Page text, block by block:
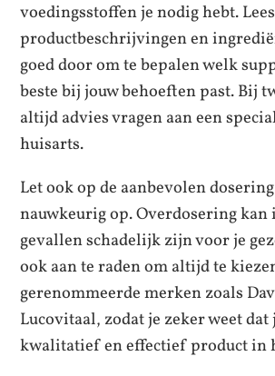
voedingsstoffen je nodig hebt.
productbeschrijvingen en
goed door om te bepalen welk
beste bij jouw behoeften past. Bij
altijd advies vragen aan een
huisarts.
Let ook op de aanbevolen
nauwkeurig op. Overdosering kan
gevallen schadelijk zijn voor je
ook aan te raden om altijd te
gerenommeerde merken zoals
Lucovitaal, zodat je zeker weet dat
kwalitatief en effectief product in